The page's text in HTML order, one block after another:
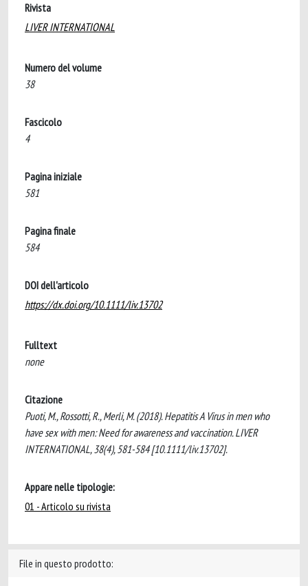
Rivista
LIVER INTERNATIONAL
Numero del volume
38
Fascicolo
4
Pagina iniziale
581
Pagina finale
584
DOI dell'articolo
https://dx.doi.org/10.1111/liv.13702
Fulltext
none
Citazione
Puoti, M., Rossotti, R., Merli, M. (2018). Hepatitis A Virus in men who
have sex with men: Need for awareness and vaccination. LIVER
INTERNATIONAL, 38(4), 581-584 [10.1111/liv.13702].
Appare nelle tipologie:
01 - Articolo su rivista
File in questo prodotto: